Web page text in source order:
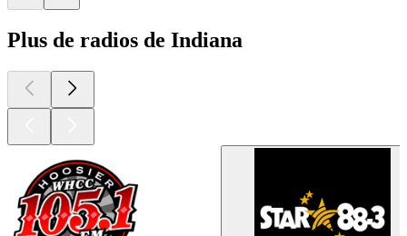
Plus de radios de Indiana